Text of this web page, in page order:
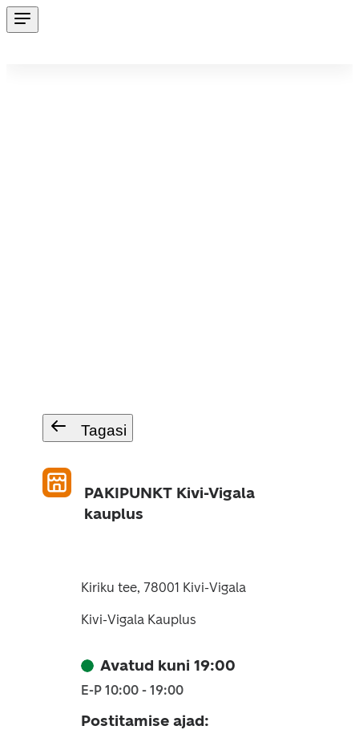
Tagasi
PAKIPUNKT Kivi-Vigala
kauplus
Kiriku tee, 78001 Kivi-Vigala
Kivi-Vigala Kauplus
Avatud kuni 19:00
E-P 10:00 - 19:00
Postitamise ajad: